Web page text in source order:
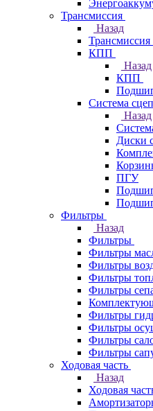
Трансмиссия
Назад
Трансмиссия
КПП
Назад
КПП
Система
Назад
Диски
ПГУ
Фильтры
Назад
Фильтры
Фильтры
Фильтры
Фильтры
Фильтры
Фильтры
Фильтры
Фильтры
Фильтры
Ходовая часть
Назад
Ходовая